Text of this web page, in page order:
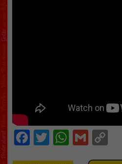
Facebook
TwitterGmail